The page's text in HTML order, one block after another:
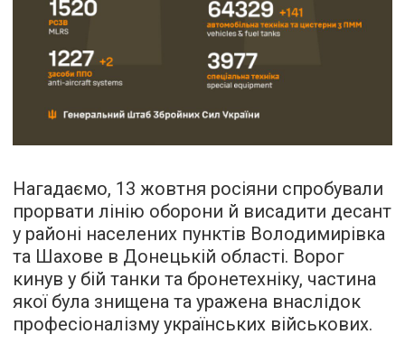
Нагадаємо, 13 жовтня росіяни спробували
прорвати лінію оборони й висадити десант
у районі населених пунктів Володимирівка
та Шахове в Донецькій області. Ворог
кинув у бій танки та бронетехніку, частина
якої була знищена та уражена внаслідок
професіоналізму українських військових.